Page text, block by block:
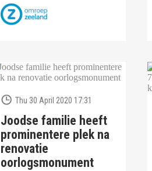
Thu 30 April 2020 17:31
Joodse familie heeft
prominentere plek na
renovatie
oorlogsmonument